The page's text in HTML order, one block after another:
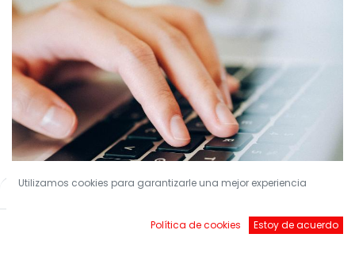
Filters Default
¡Conviértete en nuestro Socio!
Utilizamos cookies para garantizarle una mejor experiencia
Política de cookies Estoy de acuerdo